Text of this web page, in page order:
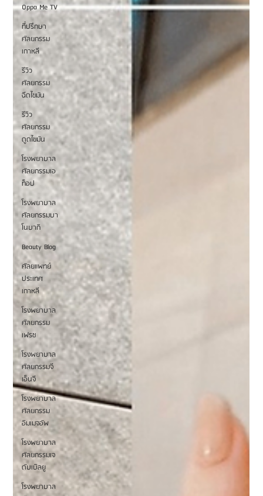
Oppa Me TV
ที่ปรึกษา
ศัลยกรรม
เกาหลี
รีวิว
ศัลยกรรม
ฉีดไขมัน
รีวิว
ศัลยกรรม
ดูดไขมัน
โรงพยาบาล
ศัลยกรรมเอ
ท็อป
โรงพยาบาล
ศัลยกรรมบา
โนบากิ
Beauty Blog
ศัลยแพทย์
ประเทศ
เกาหลี
โรงพยาบาล
ศัลยกรรม
เฟรช
โรงพยาบาล
ศัลยกรรมจี
เอ็นจี
โรงพยาบาล
ศัลยกรรม
อิมเมจอัพ
โรงพยาบาล
ศัลยกรรมเจ
ดับเบิลยู
โรงพยาบาล